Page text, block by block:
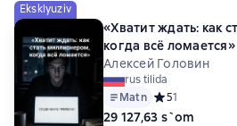
Eksklyuziv
«Хватит ждать: как
когда всё ломается»
Алексей Головин
rus tilida
Matn Средний
51
29 127,63 s`om